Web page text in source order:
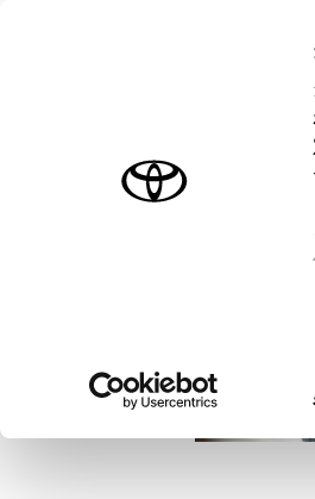
オーナーサ
トヨタ認定中古車
トヨタ認定